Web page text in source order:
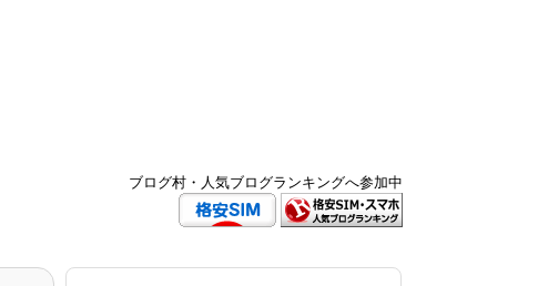
ブログ村・人気ブログランキングへ参加中